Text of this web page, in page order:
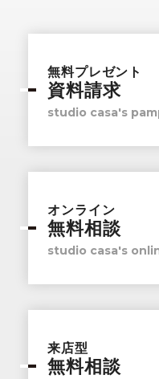
無料プレゼント
資料請求
studio casa's
オンライン
無料相談
studio casa's
来店型
無料相談